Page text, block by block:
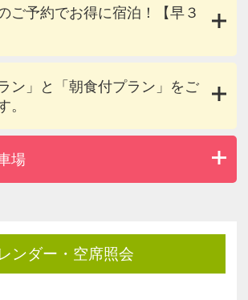
ご予約でお得に宿泊！【早３
ン」と「朝食付プラン」をご
。
場
ンダー・空席照会